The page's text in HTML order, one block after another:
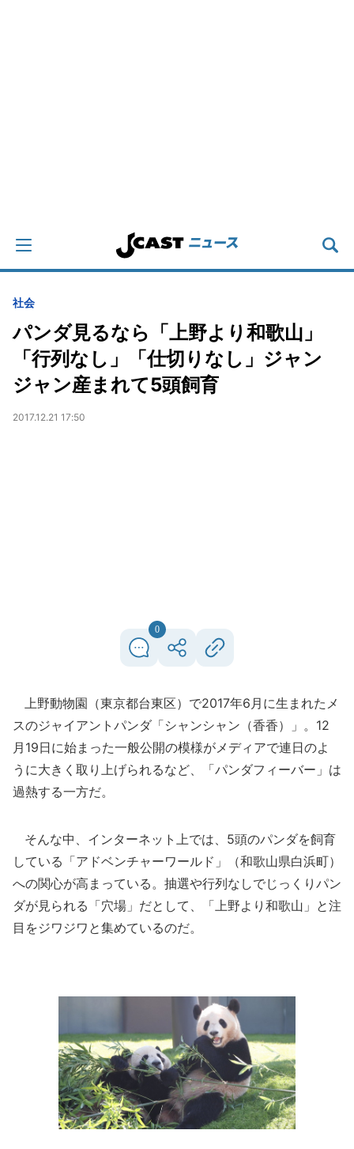
社会
パンダ見るなら「上野より和歌山」
「行列なし」「仕切りなし」ジャン
ジャン産まれて5頭飼育
2017.12.21 17:50
0
上野動物園（東京都台東区）で2017年6月に生まれたメ
スのジャイアントパンダ「シャンシャン（香香）」。12
月19日に始まった一般公開の模様がメディアで連日のよ
うに大きく取り上げられるなど、「パンダフィーバー」は
過熱する一方だ。
そんな中、インターネット上では、5頭のパンダを飼育
している「アドベンチャーワールド」（和歌山県白浜町）
への関心が高まっている。抽選や行列なしでじっくりパン
ダが見られる「穴場」だとして、「上野より和歌山」と注
目をジワジワと集めているのだ。